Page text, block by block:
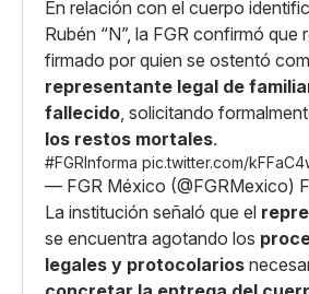
En relación con el cuerpo
Rubén “N”, la FGR confirmó que
firmado por quien se ostentó
representante legal de
fallecido , solicitando
los restos mortales.
#FGRInforma pic.twitter.com/
— FGR México (@FGRMexico)
La institución señaló que el
se encuentra agotando los
legales y protocolarios